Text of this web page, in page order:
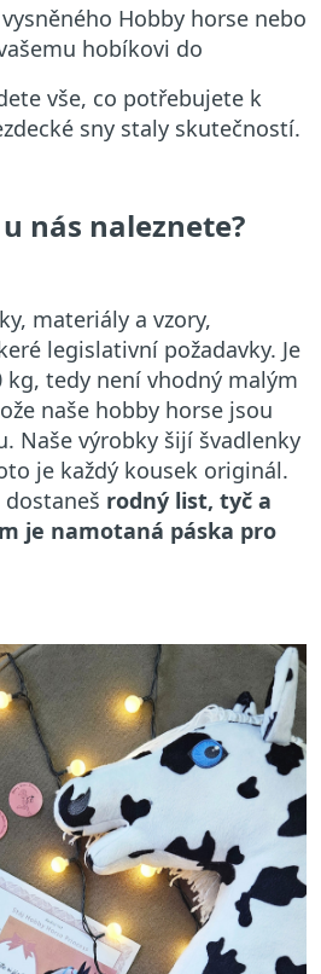
Hobby horse nebo
hobíkovi do
vše, co potřebujete k
sny staly skutečností.
nás naleznete?
materiály a vzory,
legislativní požadavky. Je
tedy není vhodný malým
naše hobby horse jsou
Naše výrobky šijí švadlenky
je každý kousek originál.
rodný list, tyč a
je namotaná páska pro